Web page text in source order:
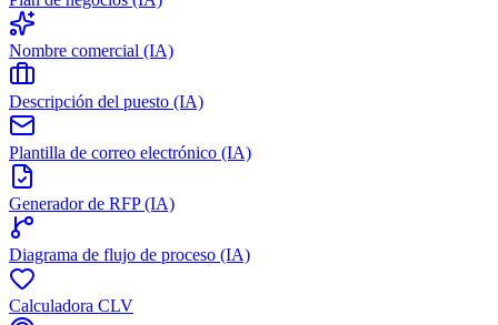
Nombre comercial (IA)
Descripción del puesto (IA)
Plantilla de correo electrónico (IA)
Generador de RFP (IA)
Diagrama de flujo de proceso (IA)
Calculadora CLV